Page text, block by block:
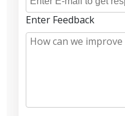
Enter Feedback